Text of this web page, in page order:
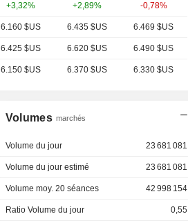
+3,32% +2,89% -0,78%
6.160 $US 6.435 $US 6.469 $US
6.425 $US 6.620 $US 6.490 $US
6.150 $US 6.370 $US 6.330 $US
Volumes marchés
Volume du jour 23 681 081
Volume du jour estimé 23 681 081
Volume moy. 20 séances 42 998 154
Ratio Volume du jour 0,55